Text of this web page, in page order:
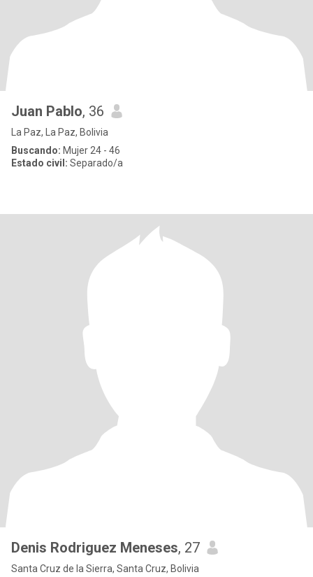
Juan Pablo, 36
La Paz, La Paz, Bolivia
Buscando: Mujer 24 - 46
Estado civil: Separado/a
Denis Rodriguez Meneses, 27
Santa Cruz de la Sierra, Santa Cruz, Bolivia